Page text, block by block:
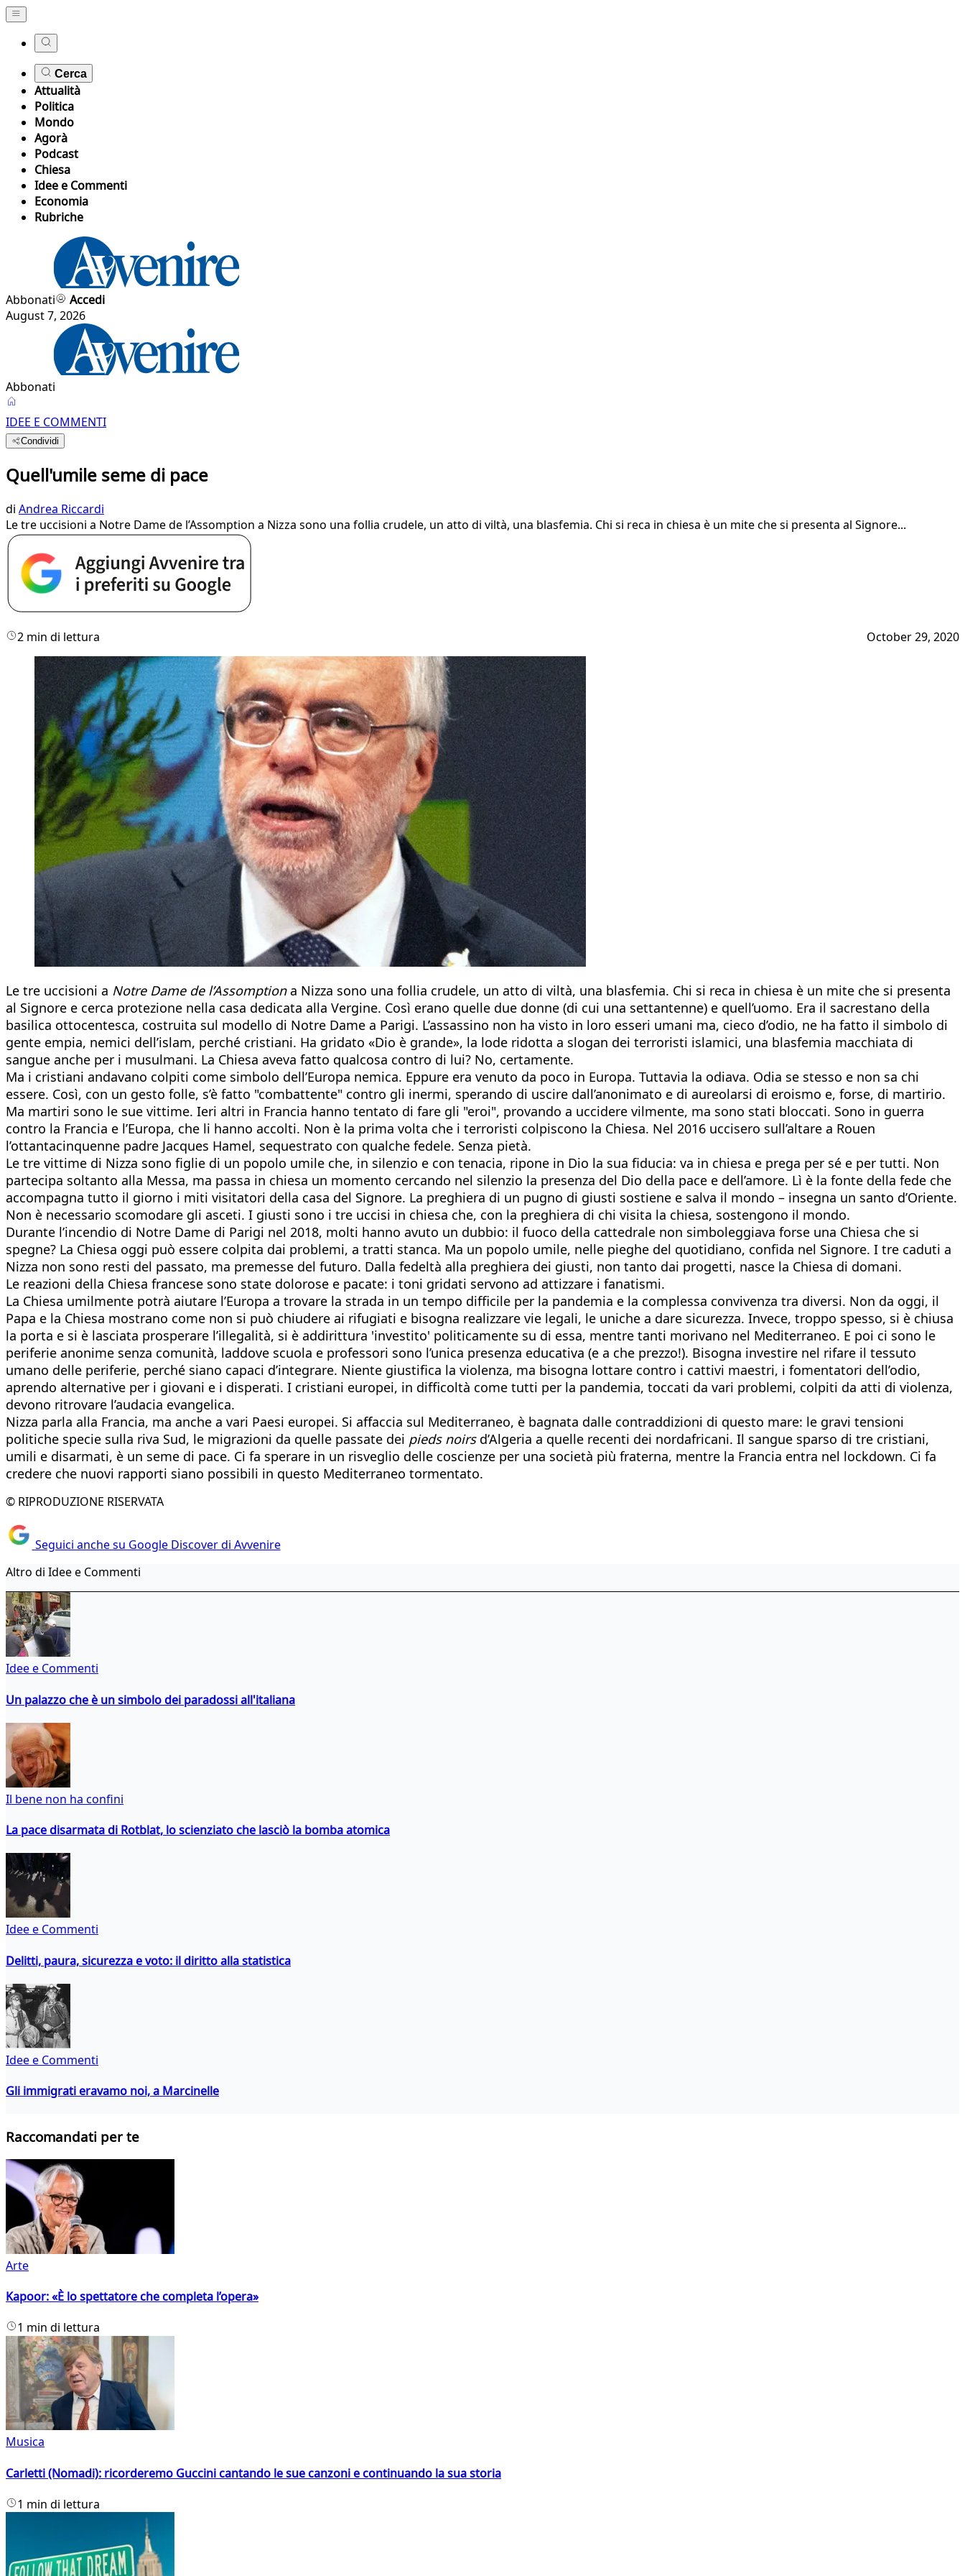
Cerca
Attualità
Politica
Mondo
Agorà
Podcast
Chiesa
Idee e Commenti
Economia
Rubriche
Abbonati
Accedi
August 7, 2026
Abbonati
IDEE E COMMENTI
Condividi
Quell'umile seme di pace
di Andrea Riccardi
Le tre uccisioni a Notre Dame de l’Assomption a Nizza sono una follia crudele, un atto di viltà, una blasfemia. Chi si reca in chiesa è un mite che si presenta al Signore...
2 min di lettura October 29, 2020
Le tre uccisioni a Notre Dame de l’Assomptiona Nizza sono una follia crudele, un atto di viltà, una blasfemia. Chi si reca in chiesa è un mite che si presenta
al Signore e cerca protezione nella casa dedicata alla Vergine. Così erano quelle due donne (di cui una settantenne) e quell’uomo. Era il sacrestano della
basilica ottocentesca, costruita sul modello di Notre Dame a Parigi. L’assassino non ha visto in loro esseri umani ma, cieco d’odio, ne ha fatto il simbolo di
gente empia, nemici dell’islam, perché cristiani. Ha gridato «Dio è grande», la lode ridotta a slogan dei terroristi islamici, una blasfemia macchiata di
sangue anche per i musulmani. La Chiesa aveva fatto qualcosa contro di lui? No, certamente.
Ma i cristiani andavano colpiti come simbolo dell’Europa nemica. Eppure era venuto da poco in Europa. Tuttavia la odiava. Odia se stesso e non sa chi
essere. Così, con un gesto folle, s’è fatto "combattente" contro gli inermi, sperando di uscire dall’anonimato e di aureolarsi di eroismo e, forse, di martirio.
Ma martiri sono le sue vittime. Ieri altri in Francia hanno tentato di fare gli "eroi", provando a uccidere vilmente, ma sono stati bloccati. Sono in guerra
contro la Francia e l’Europa, che li hanno accolti. Non è la prima volta che i terroristi colpiscono la Chiesa. Nel 2016 uccisero sull’altare a Rouen
l’ottantacinquenne padre Jacques Hamel, sequestrato con qualche fedele. Senza pietà.
Le tre vittime di Nizza sono figlie di un popolo umile che, in silenzio e con tenacia, ripone in Dio la sua fiducia: va in chiesa e prega per sé e per tutti. Non
partecipa soltanto alla Messa, ma passa in chiesa un momento cercando nel silenzio la presenza del Dio della pace e dell’amore. Lì è la fonte della fede che
accompagna tutto il giorno i miti visitatori della casa del Signore. La preghiera di un pugno di giusti sostiene e salva il mondo – insegna un santo d’Oriente.
Non è necessario scomodare gli asceti. I giusti sono i tre uccisi in chiesa che, con la preghiera di chi visita la chiesa, sostengono il mondo.
Durante l’incendio di Notre Dame di Parigi nel 2018, molti hanno avuto un dubbio: il fuoco della cattedrale non simboleggiava forse una Chiesa che si
spegne? La Chiesa oggi può essere colpita dai problemi, a tratti stanca. Ma un popolo umile, nelle pieghe del quotidiano, confida nel Signore. I tre caduti a
Nizza non sono resti del passato, ma premesse del futuro. Dalla fedeltà alla preghiera dei giusti, non tanto dai progetti, nasce la Chiesa di domani.
Le reazioni della Chiesa francese sono state dolorose e pacate: i toni gridati servono ad attizzare i fanatismi.
La Chiesa umilmente potrà aiutare l’Europa a trovare la strada in un tempo difficile per la pandemia e la complessa convivenza tra diversi. Non da oggi, il
Papa e la Chiesa mostrano come non si può chiudere ai rifugiati e bisogna realizzare vie legali, le uniche a dare sicurezza. Invece, troppo spesso, si è chiusa
la porta e si è lasciata prosperare l’illegalità, si è addirittura 'investito' politicamente su di essa, mentre tanti morivano nel Mediterraneo. E poi ci sono le
periferie anonime senza comunità, laddove scuola e professori sono l’unica presenza educativa (e a che prezzo!). Bisogna investire nel rifare il tessuto
umano delle periferie, perché siano capaci d’integrare. Niente giustifica la violenza, ma bisogna lottare contro i cattivi maestri, i fomentatori dell’odio,
aprendo alternative per i giovani e i disperati. I cristiani europei, in difficoltà come tutti per la pandemia, toccati da vari problemi, colpiti da atti di violenza,
devono ritrovare l’audacia evangelica.
Nizza parla alla Francia, ma anche a vari Paesi europei. Si affaccia sul Mediterraneo, è bagnata dalle contraddizioni di questo mare: le gravi tensioni
politiche specie sulla riva Sud, le migrazioni da quelle passate dei pieds noirsd’Algeria a quelle recenti dei nordafricani. Il sangue sparso di tre cristiani,
umili e disarmati, è un seme di pace. Ci fa sperare in un risveglio delle coscienze per una società più fraterna, mentre la Francia entra nel lockdown. Ci fa
credere che nuovi rapporti siano possibili in questo Mediterraneo tormentato.
© RIPRODUZIONE RISERVATA
Seguici anche su Google Discover di Avvenire
Altro di Idee e Commenti
Idee e Commenti
Un palazzo che è un simbolo dei paradossi all'italiana
Il bene non ha confini
La pace disarmata di Rotblat, lo scienziato che lasciò la bomba atomica
Idee e Commenti
Delitti, paura, sicurezza e voto: il diritto alla statistica
Idee e Commenti
Gli immigrati eravamo noi, a Marcinelle
Raccomandati per te
Arte
Kapoor: «È lo spettatore che completa l’opera»
1 min di lettura
Musica
Carletti (Nomadi): ricorderemo Guccini cantando le sue canzoni e continuando la sua storia
1 min di lettura